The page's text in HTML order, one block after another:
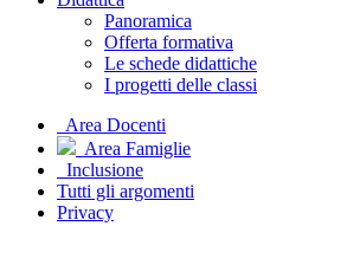
Panoramica
Offerta formativa
Le schede didattiche
I progetti delle classi
Area Docenti
Area Famiglie
Inclusione
Tutti gli argomenti
Privacy